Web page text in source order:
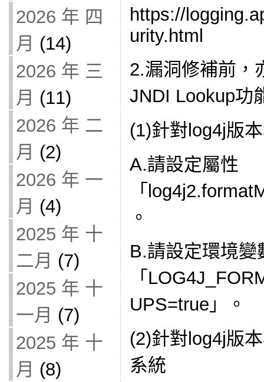
2026 年 四
月 (14)
2026 年 三
月 (11)
2026 年 二
月 (2)
2026 年 一
月 (4)
2025 年 十
二月 (7)
2025 年 十
一月 (7)
2025 年 十
月 (8)
https://
urity.html
2.漏洞修補前，
JNDI Lookup功
(1)針對log4j版
A.請設定屬性
「
。
B.請設定環境變
「
UPS=true」。
(2)針對log4j版
系統